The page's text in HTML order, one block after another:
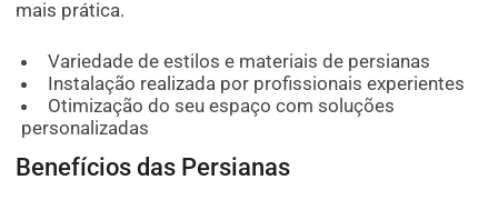
mais prática.
Variedade de estilos e materiais de persianas
Instalação realizada por profissionais experientes
Otimização do seu espaço com soluções
personalizadas
Benefícios das Persianas